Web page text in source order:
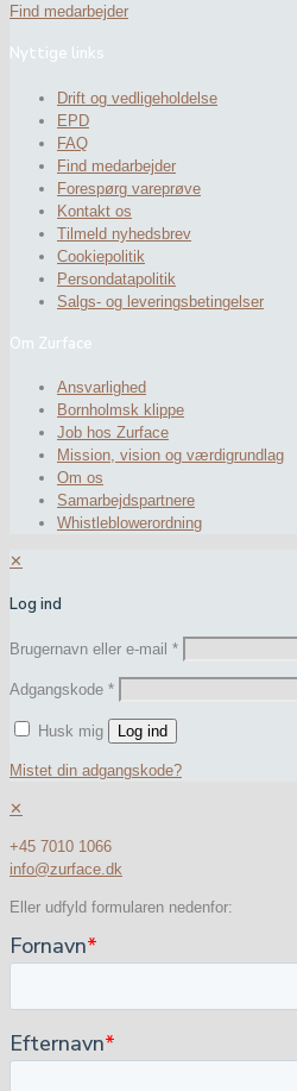
Find medarbejder
Nyttige links
Drift og vedligeholdelse
EPD
FAQ
Find medarbejder
Forespørg vareprøve
Kontakt os
Tilmeld nyhedsbrev
Cookiepolitik
Persondatapolitik
Salgs- og leveringsbetingelser
Om Zurface
Ansvarlighed
Bornholmsk klippe
Job hos Zurface
Mission, vision og værdigrundlag
Om os
Samarbejdspartnere
Whistleblowerordning
✕
Log ind
Brugernavn eller e-mail *
Adgangskode *
Husk mig Log ind
Mistet din adgangskode?
✕
+45 7010 1066
info@zurface.dk
Eller udfyld formularen nedenfor: